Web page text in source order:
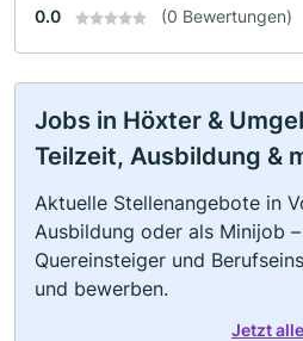
0.0 (0 Bewertungen)
Jobs in Höxter &
Teilzeit, Ausbildung &
Aktuelle Stellenangebote in
Ausbildung oder als Minijob
Quereinsteiger und
und bewerben.
Jetzt